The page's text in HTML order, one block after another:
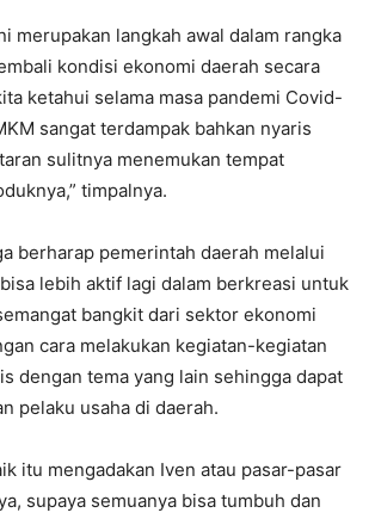
merupakan langkah awal dalam rangka
kondisi ekonomi daerah secara
ketahui selama masa pandemi Covid-
sangat terdampak bahkan nyaris
sulitnya menemukan tempat
timpalnya.
berharap pemerintah daerah melalui
lebih aktif lagi dalam berkreasi untuk
bangkit dari sektor ekonomi
cara melakukan kegiatan-kegiatan
dengan tema yang lain sehingga dapat
pelaku usaha di daerah.
itu mengadakan Iven atau pasar-pasar
supaya semuanya bisa tumbuh dan